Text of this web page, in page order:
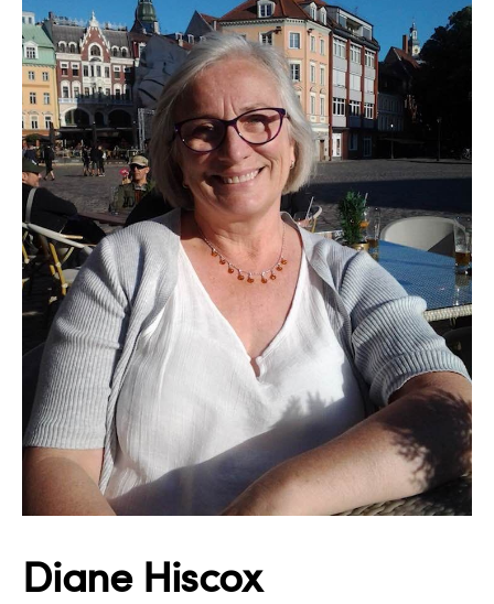
Diane Hiscox